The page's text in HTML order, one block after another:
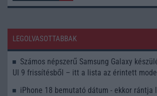
LEGOLVASOTTABBAK
Számos népszerű Samsung Galaxy
UI 9 frissítésből – itt a lista az érintett
iPhone 18 bemutató dátum - ekkor rántja